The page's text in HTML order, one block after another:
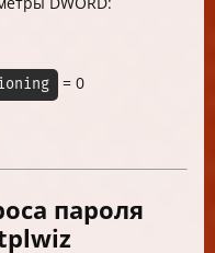
= 0
пароля